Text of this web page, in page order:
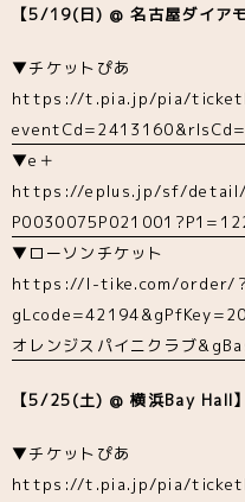
【5/19(日)​ @ 名古屋ダイア
▼チケットぴあ
https://t.pia.jp/pia/
▼e＋
https://eplus.jp/sf/detail/
▼ローソンチケット
https://l-tike.com/order/?
オレンジスパイニクラブ
【5/25(土) @ 横浜Bay Hall
▼チケットぴあ
https://t.pia.jp/pia/